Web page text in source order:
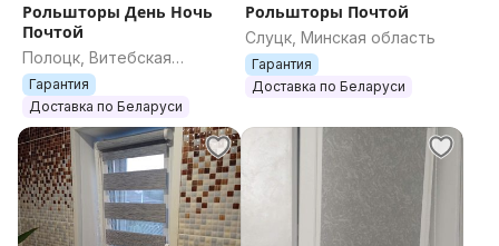
Рольшторы День Ночь
Почтой
Полоцк, Витебская
область
Гарантия
Доставка по Беларуси
Рольшторы Почтой
Слуцк, Минская область
Гарантия
Доставка по Беларуси